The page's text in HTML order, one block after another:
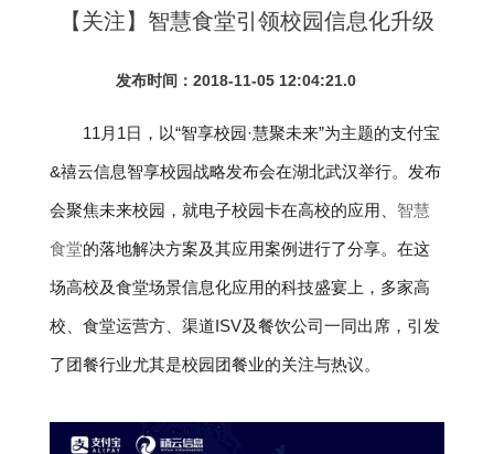
【关注】智慧食堂引领校园信息化升级
发布时间：2018-11-05 12:04:21.0
11月1日，以“智享校园·慧聚未来”为主题的支付宝
&禧云信息智享校园战略发布会在湖北武汉举行。发布
会聚焦未来校园，就电子校园卡在高校的应用、 智慧
食堂的落地解决方案及其应用案例进行了分享。在这
场高校及食堂场景信息化应用的科技盛宴上，多家高
校、食堂运营方、渠道ISV及餐饮公司一同出席，引发
了团餐行业尤其是校园团餐业的关注与热议。